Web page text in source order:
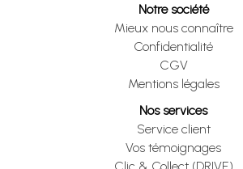
Notre société
Mieux nous connaître
Confidentialité
CGV
Mentions légales
Nos services
Service client
Vos témoignages
Clic & Collect (DRIVE)